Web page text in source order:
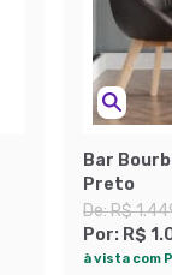
Bar
Preto
De:R$
Por: R$
à vista com